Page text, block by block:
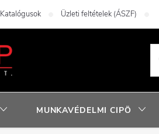
Katalógusok Üzleti feltételek (ÁSZF)
MUNKAVÉDELMI CIPÖ